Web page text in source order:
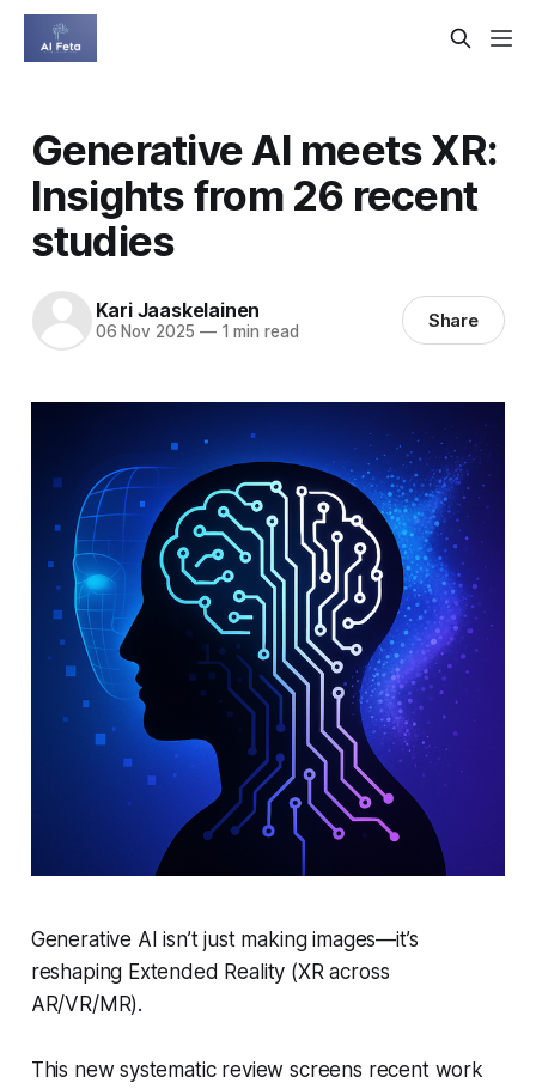
Generative AI meets XR:
Insights from 26 recent
studies
Kari Jaaskelainen
06 Nov 2025 —1 min read Share
Generative AI isn’t just making images—it’s
reshaping Extended Reality (XR across
AR/VR/MR).
This new systematic review screens recent work